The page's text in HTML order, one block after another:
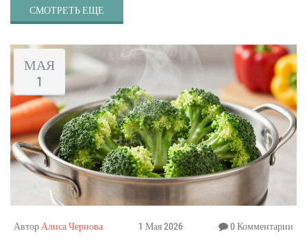
СМОТРЕТЬ ЕЩЕ
МАЯ
1
АвторАлиса Чернова 1 Мая 2026 0 Комментарии